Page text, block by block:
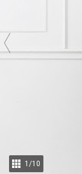
1 /10